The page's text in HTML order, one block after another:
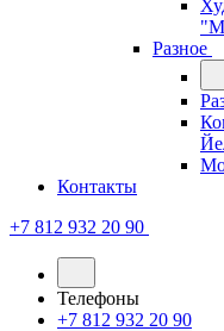
Разное
Контакты
+7 812 932 20 90
Телефоны
+7 812 932 20 90